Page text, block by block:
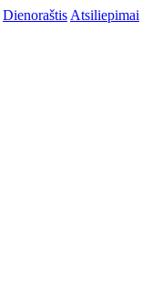
Dienoraštis Atsiliepimai